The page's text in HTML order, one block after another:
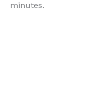
minutes.